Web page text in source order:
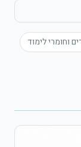
וחומרי לימוד